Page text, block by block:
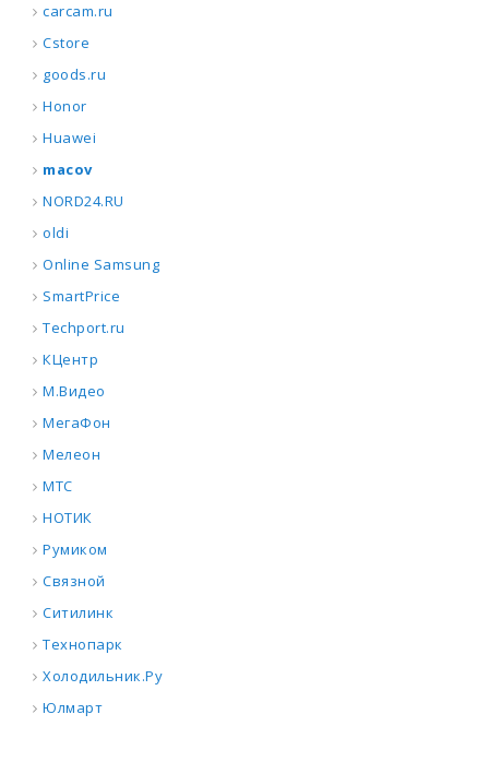
carcam.ru
Cstore
goods.ru
Honor
Huawei
macov
NORD24.RU
oldi
Online Samsung
SmartPrice
Techport.ru
КЦентр
М.Видео
МегаФон
Мелеон
МТС
НОТИК
Румиком
Связной
Ситилинк
Технопарк
Холодильник.Ру
Юлмарт